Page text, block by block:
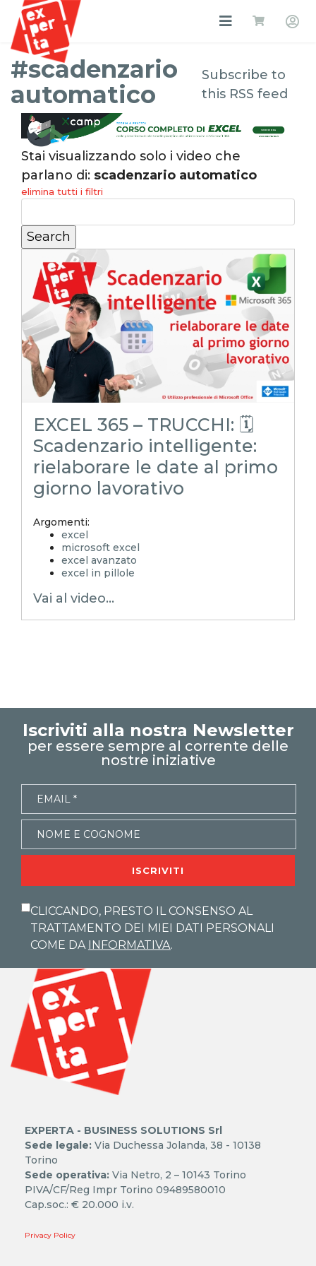
#scadenzario
automatico
Subscribe to
this RSS feed
Stai visualizzando solo i video che
parlano di: scadenzario automatico
elimina tutti i filtri
EXCEL 365 – TRUCCHI: 🗓️
Scadenzario intelligente:
rielaborare le date al primo
giorno lavorativo
Argomenti:
excel
microsoft excel
excel avanzato
excel in pillole
EXCELtrucchiesegreti
xlsx
giorno lavorativo
scadenzario automatico
funzioni temporali
escludere festivi
Vai al video...
Iscriviti alla nostra Newsletter
per essere sempre al corrente delle
nostre iniziative
ISCRIVITI
CLICCANDO, PRESTO IL CONSENSO AL
TRATTAMENTO DEI MIEI DATI PERSONALI
COME DA INFORMATIVA.
EXPERTA - BUSINESS SOLUTIONS Srl
Sede legale: Via Duchessa Jolanda, 38 - 10138
Torino
Sede operativa: Via Netro, 2 – 10143 Torino
PIVA/CF/Reg Impr Torino 09489580010
Cap.soc.: € 20.000 i.v.
Privacy Policy